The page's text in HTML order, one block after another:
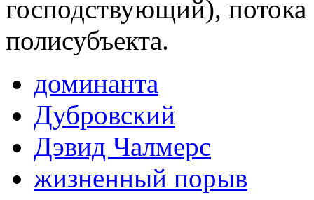
господствующий), потока
полисубъекта.
доминанта
Дубровский
Дэвид Чалмерс
жизненный порыв